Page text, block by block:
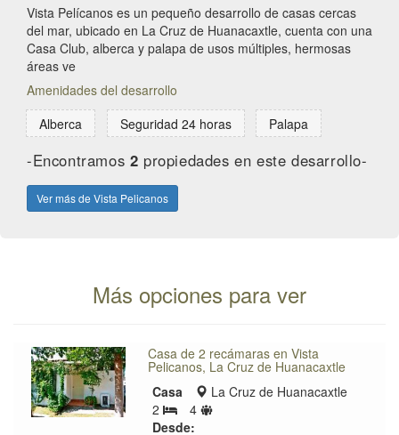
Vista Pelícanos es un pequeño desarrollo de casas cercas
del mar, ubicado en La Cruz de Huanacaxtle, cuenta con una
Casa Club, alberca y palapa de usos múltiples, hermosas
áreas ve
Amenidades del desarrollo
Alberca
Seguridad 24 horas Palapa
-Encontramos 2 propiedades en este desarrollo-
Ver más de Vista Pelicanos
Más opciones para ver
Casa de 2 recámaras en Vista
Pelicanos, La Cruz de Huanacaxtle
Casa
Zona
de
La Cruz de Huanacaxtle
2
Bedrooms
4
Límite
Desde: